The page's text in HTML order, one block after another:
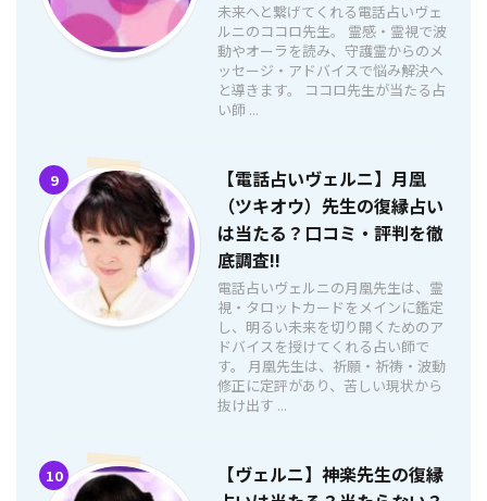
未来へと繋げてくれる電話占いヴェ
ルニのココロ先生。 霊感・霊視で波
動やオーラを読み、守護霊からのメ
ッセージ・アドバイスで悩み解決へ
と導きます。 ココロ先生が当たる占
い師 ...
9
【電話占いヴェルニ】月凰
（ツキオウ）先生の復縁占い
は当たる？口コミ・評判を徹
底調査!!
電話占いヴェルニの月凰先生は、霊
視・タロットカードをメインに鑑定
し、明るい未来を切り開くためのア
ドバイスを授けてくれる占い師で
す。 月凰先生は、祈願・祈祷・波動
修正に定評があり、苦しい現状から
抜け出す ...
10
【ヴェルニ】神楽先生の復縁